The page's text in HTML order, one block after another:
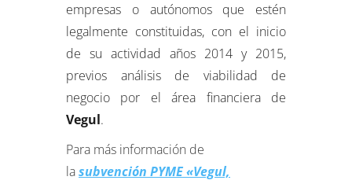
empresas o autónomos que estén
legalmente constituidas, con el inicio
de su actividad años 2014 y 2015,
previos análisis de viabilidad de
negocio por el área financiera de
Vegul.
Para más información de
lasubvención PYME «Vegul,